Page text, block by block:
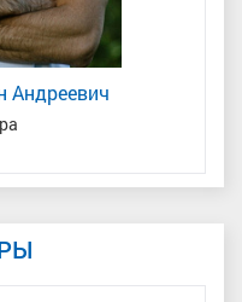
Андреевич